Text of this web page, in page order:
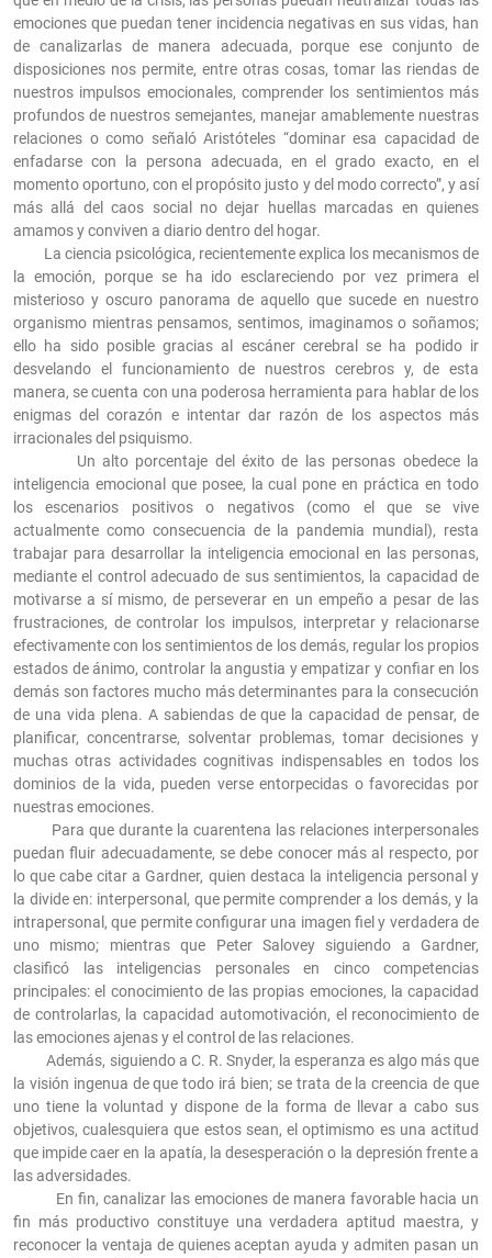
emociones que puedan tener incidencia negativas en sus vidas, han
de canalizarlas de manera adecuada, porque ese conjunto de
disposiciones nos permite, entre otras cosas, tomar las riendas de
nuestros impulsos emocionales, comprender los sentimientos más
profundos de nuestros semejantes, manejar amablemente nuestras
relaciones o como señaló Aristóteles “dominar esa capacidad de
enfadarse con la persona adecuada, en el grado exacto, en el
momento oportuno, con el propósito justo y del modo correcto”, y así
más allá del caos social no dejar huellas marcadas en quienes
amamos y conviven a diario dentro del hogar.
La ciencia psicológica, recientemente explica los mecanismos de
la emoción, porque se ha ido esclareciendo por vez primera el
misterioso y oscuro panorama de aquello que sucede en nuestro
organismo mientras pensamos, sentimos, imaginamos o soñamos;
ello ha sido posible gracias al escáner cerebral se ha podido ir
desvelando el funcionamiento de nuestros cerebros y, de esta
manera, se cuenta con una poderosa herramienta para hablar de los
enigmas del corazón e intentar dar razón de los aspectos más
irracionales del psiquismo.
Un alto porcentaje del éxito de las personas obedece la
inteligencia emocional que posee, la cual pone en práctica en todo
los escenarios positivos o negativos (como el que se vive
actualmente como consecuencia de la pandemia mundial), resta
trabajar para desarrollar la inteligencia emocional en las personas,
mediante el control adecuado de sus sentimientos, la capacidad de
motivarse a sí mismo, de perseverar en un empeño a pesar de las
frustraciones, de controlar los impulsos, interpretar y relacionarse
efectivamente con los sentimientos de los demás, regular los propios
estados de ánimo, controlar la angustia y empatizar y confiar en los
demás son factores mucho más determinantes para la consecución
de una vida plena. A sabiendas de que la capacidad de pensar, de
planificar, concentrarse, solventar problemas, tomar decisiones y
muchas otras actividades cognitivas indispensables en todos los
dominios de la vida, pueden verse entorpecidas o favorecidas por
nuestras emociones.
Para que durante la cuarentena las relaciones interpersonales
puedan fluir adecuadamente, se debe conocer más al respecto, por
lo que cabe citar a Gardner, quien destaca la inteligencia personal y
la divide en: interpersonal, que permite comprender a los demás, y la
intrapersonal, que permite configurar una imagen fiel y verdadera de
uno mismo; mientras que Peter Salovey siguiendo a Gardner,
clasificó las inteligencias personales en cinco competencias
principales: el conocimiento de las propias emociones, la capacidad
de controlarlas, la capacidad automotivación, el reconocimiento de
las emociones ajenas y el control de las relaciones.
Además, siguiendo a C. R. Snyder, la esperanza es algo más que
la visión ingenua de que todo irá bien; se trata de la creencia de que
uno tiene la voluntad y dispone de la forma de llevar a cabo sus
objetivos, cualesquiera que estos sean, el optimismo es una actitud
que impide caer en la apatía, la desesperación o la depresión frente a
las adversidades.
En fin, canalizar las emociones de manera favorable hacia un
fin más productivo constituye una verdadera aptitud maestra, y
reconocer la ventaja de quienes aceptan ayuda y admiten pasan un